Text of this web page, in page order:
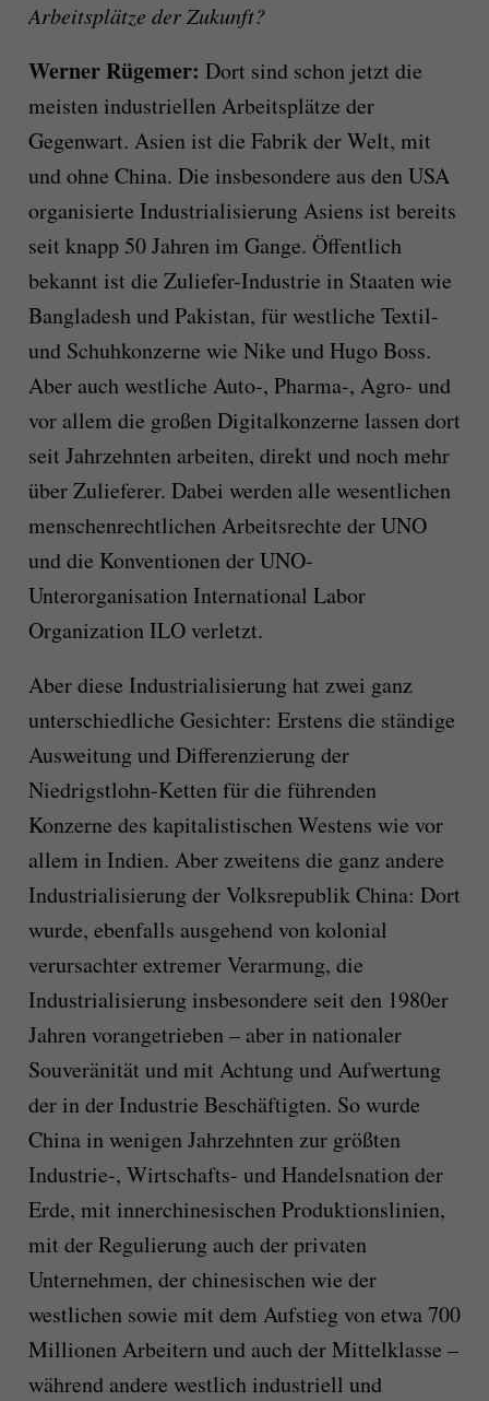
Arbeitsplätze der Zukunft?
Werner Rügemer: Dort sind schon jetzt die
meisten industriellen Arbeitsplätze der
Gegenwart. Asien ist die Fabrik der Welt, mit
und ohne China. Die insbesondere aus den USA
organisierte Industrialisierung Asiens ist bereits
seit knapp 50 Jahren im Gange. Öffentlich
bekannt ist die Zuliefer-Industrie in Staaten wie
Bangladesh und Pakistan, für westliche Textil-
und Schuhkonzerne wie Nike und Hugo Boss.
Aber auch westliche Auto-, Pharma-, Agro- und
vor allem die großen Digitalkonzerne lassen dort
seit Jahrzehnten arbeiten, direkt und noch mehr
über Zulieferer. Dabei werden alle wesentlichen
menschenrechtlichen Arbeitsrechte der UNO
und die Konventionen der UNO-
Unterorganisation International Labor
Organization ILO verletzt.
Aber diese Industrialisierung hat zwei ganz
unterschiedliche Gesichter: Erstens die ständige
Ausweitung und Differenzierung der
Niedrigstlohn-Ketten für die führenden
Konzerne des kapitalistischen Westens wie vor
allem in Indien. Aber zweitens die ganz andere
Industrialisierung der Volksrepublik China: Dort
wurde, ebenfalls ausgehend von kolonial
verursachter extremer Verarmung, die
Industrialisierung insbesondere seit den 1980er
Jahren vorangetrieben – aber in nationaler
Souveränität und mit Achtung und Aufwertung
der in der Industrie Beschäftigten. So wurde
China in wenigen Jahrzehnten zur größten
Industrie-, Wirtschafts- und Handelsnation der
Erde, mit innerchinesischen Produktionslinien,
mit der Regulierung auch der privaten
Unternehmen, der chinesischen wie der
westlichen sowie mit dem Aufstieg von etwa 700
Millionen Arbeitern und auch der Mittelklasse –
während andere westlich industriell und